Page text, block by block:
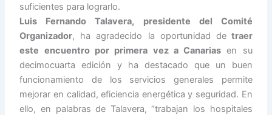
suficientes para lograrlo.
Luis Fernando Talavera, presidente del Comité
Organizador, ha agradecido la oportunidad detraer
este encuentro por primera vez a Canarias en su
decimocuarta edición y ha destacado que un buen
funcionamiento de los servicios generales permite
mejorar en calidad, eficiencia energética y seguridad. En
ello, en palabras de Talavera, “trabajan los hospitales